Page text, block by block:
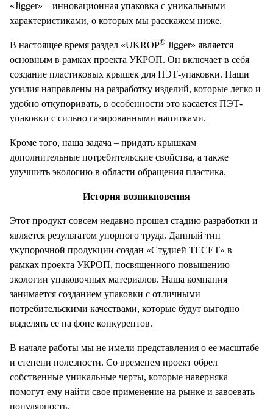
«Jigger» – инновационная упаковка с уникальными
характеристиками, о которых мы расскажем ниже.
В настоящее время раздел «UKROP® Jigger» является
основным в рамках проекта УКРОП. Он включает в себя
создание пластиковых крышек для ПЭТ-упаковки. Наши
усилия направлены на разработку изделий, которые легко и
удобно откупоривать, в особенности это касается ПЭТ-
упаковки с сильно газированными напитками.
Кроме того, наша задача – придать крышкам
дополнительные потребительские свойства, а также
улучшить экологию в области обращения пластика.
История возникновения
Этот продукт совсем недавно прошел стадию разработки и
является результатом упорного труда. Данный тип
укупорочной продукции создан «Студией ТЕСЕТ» в
рамках проекта УКРОП, посвященного повышению
экологии упаковочных материалов. Наша компания
занимается созданием упаковки с отличными
потребительскими качествами, которые будут выгодно
выделять ее на фоне конкурентов.
В начале работы мы не имели представления о ее масштабе
и степени полезности. Со временем проект обрел
собственные уникальные черты, которые наверняка
помогут ему найти свое применение на рынке и завоевать
популярность.